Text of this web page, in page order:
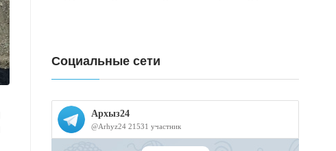
Социальные сети